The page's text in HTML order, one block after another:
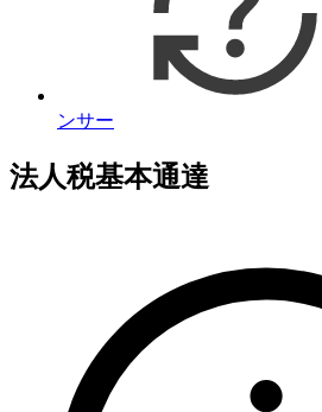
ンサー
法人税基本通達